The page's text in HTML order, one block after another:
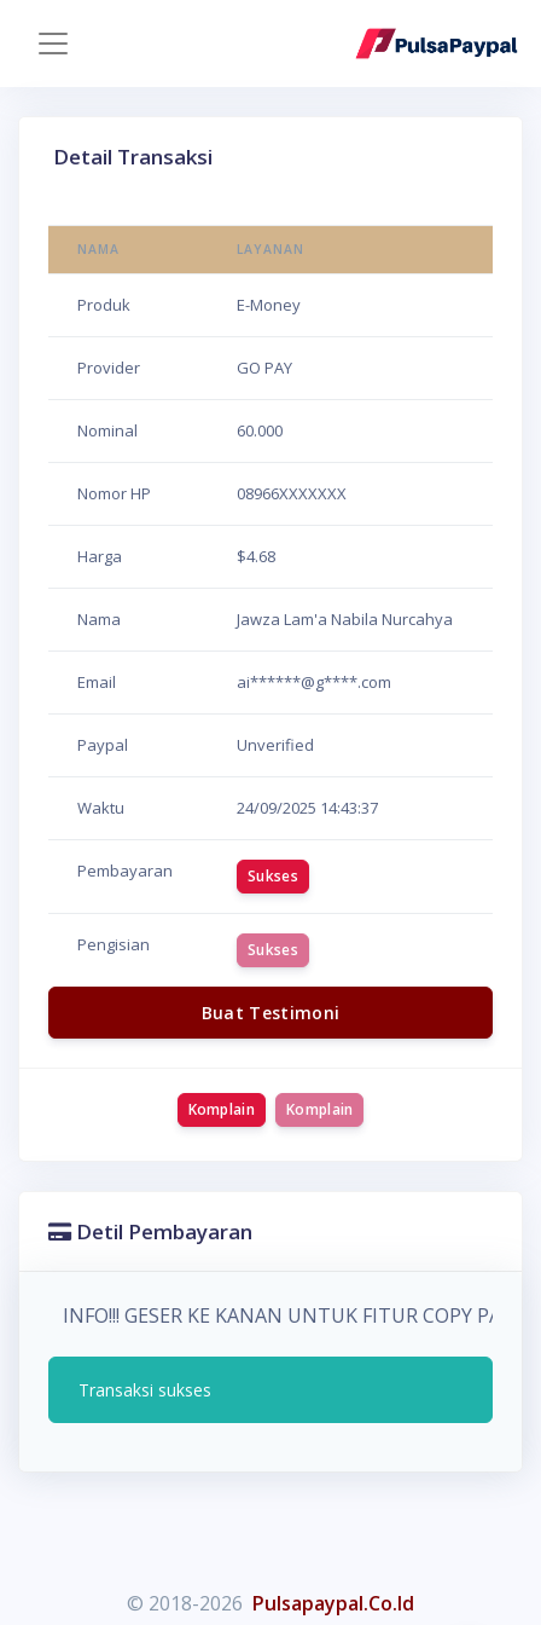
Detail Transaksi
NAMA LAYANAN
Produk E-Money
Provider GO PAY
Nominal 60.000
Nomor HP 08966XXXXXXX
Harga $4.68
Nama Jawza Lam'a Nabila Nurcahya
Email ai******@g****.com
Paypal Unverified
Waktu 24/09/2025 14:43:37
Pembayaran Sukses
Pengisian Sukses
Buat Testimoni
Komplain Komplain
Detil Pembayaran
INFO!!! GESER KE KANAN UNTUK FITUR COPY
Transaksi sukses
© 2018-2026 Pulsapaypal.Co.Id